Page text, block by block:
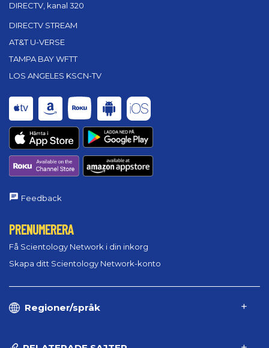
DIRECTV, kanal 320
DIRECTV STREAM
AT&T U-VERSE
TAMPA BAY WFTT
LOS ANGELES KSCN-TV
Feedback
PRENUMERERA
Få Scientology Network i din inkorg
Skapa ditt Scientology Network-konto
Regioner/språk